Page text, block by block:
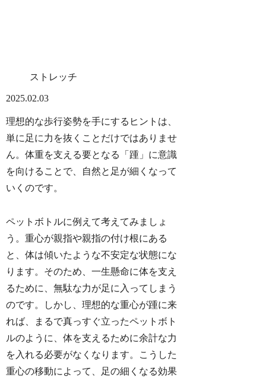
ストレッチ
2025.02.03
理想的な歩行姿勢を手にするヒントは、
単に足に力を抜くことだけではありませ
ん。体重を支える要となる「踵」に意識
を向けることで、自然と足が細くなって
いくのです。
ペットボトルに例えて考えてみましょ
う。重心が親指や親指の付け根にある
と、体は傾いたような不安定な状態にな
ります。そのため、一生懸命に体を支え
るために、無駄な力が足に入ってしまう
のです。しかし、理想的な重心が踵に来
れば、まるで真っすぐ立ったペットボト
ルのように、体を支えるために余計な力
を入れる必要がなくなります。こうした
重心の移動によって、足の細くなる効果